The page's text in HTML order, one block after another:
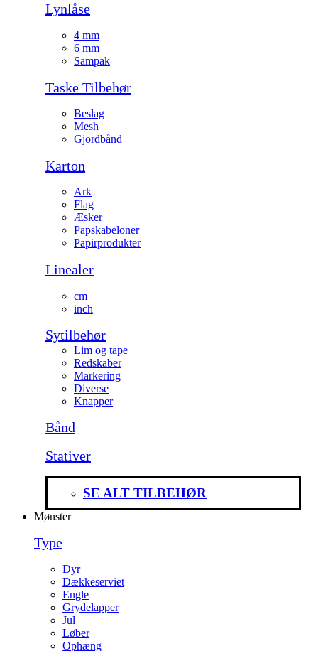
Lynlåse
4 mm
6 mm
Sampak
Taske Tilbehør
Beslag
Mesh
Gjordbånd
Karton
Ark
Flag
Æsker
Papskabeloner
Papirprodukter
Linealer
cm
inch
Sytilbehør
Lim og tape
Redskaber
Markering
Diverse
Knapper
Bånd
Stativer
SE ALT TILBEHØR
Mønster
Type
Dyr
Dækkeserviet
Engle
Grydelapper
Jul
Løber
Ophæng